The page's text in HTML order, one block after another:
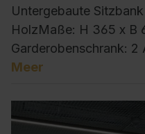
Untergebaute
HolzMaße: H 365 x B
Garderobenschrank:
Meer